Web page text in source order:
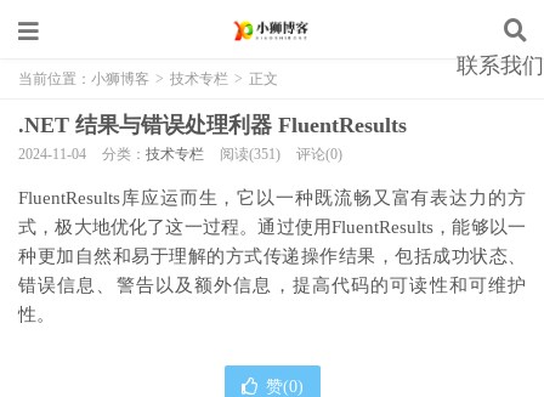
联系我们
当前位置： 小狮博客 > 技术专栏 > 正文
.NET 结果与错误处理利器 FluentResults
2024-11-04 分类： 技术专栏 阅读(351) 评论(0)
FluentResults库应运而生，它以一种既流畅又富有表达力的方
式，极大地优化了这一过程。通过使用FluentResults，能够以一
种更加自然和易于理解的方式传递操作结果，包括成功状态、
错误信息、警告以及额外信息，提高代码的可读性和可维护
性。
赞(0)